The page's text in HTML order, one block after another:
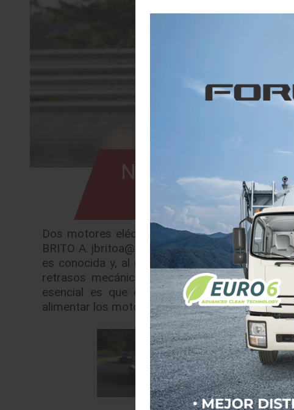
Nissan X-Trail
Dos motores eléctricos, tracción integral y
BRITO A. jbritoa@yahoo.com La primera
es conocida y, al mismo tiempo, distinta. El
retrasos mecánicos, pero debajo del cofre
esencial es que ese propulsor no mueve
alimentar los motores eléctricos. La